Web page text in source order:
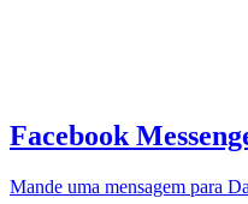
Facebook
Mande uma mensagem para